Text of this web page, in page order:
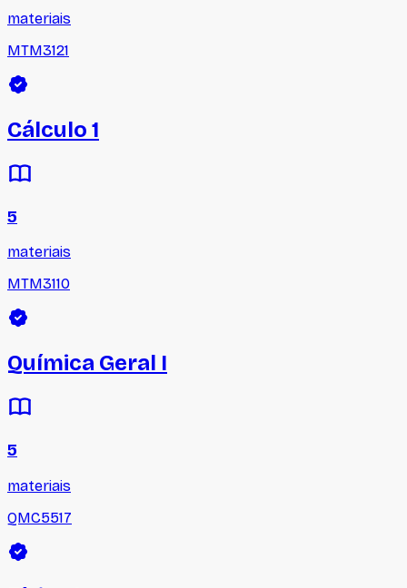
materiais
MTM3121
Cálculo 1
5
materiais
MTM3110
Química Geral I
5
materiais
QMC5517